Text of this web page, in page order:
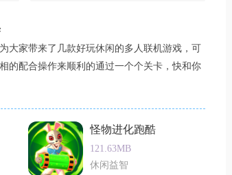
大家带来了几款好玩休闲的多人联机游戏，可
的配合操作来顺利的通过一个个关卡，快和你
怪物进化跑酷
121.63MB
休闲益智